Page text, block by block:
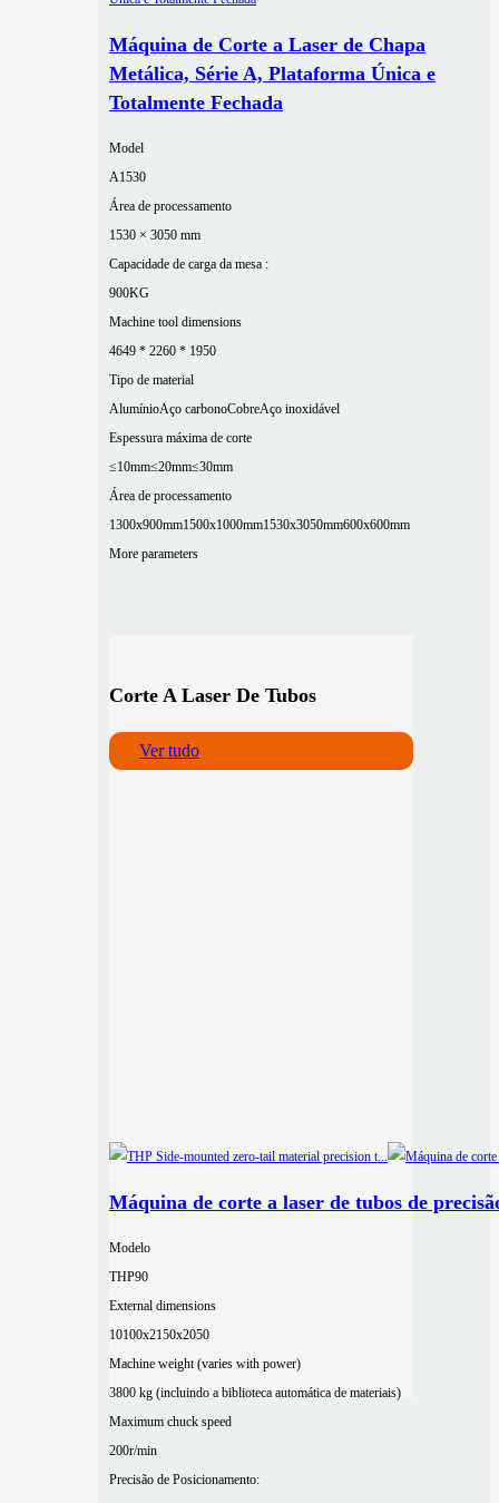
Máquina de Corte a Laser de Chapa
Metálica, Série A, Plataforma Única e
Totalmente Fechada
Model
A1530
Área de processamento
1530 × 3050 mm
Capacidade de carga da mesa :
900KG
Machine tool dimensions
4649 * 2260 * 1950
Tipo de material
AlumínioAço carbonoCobreAço inoxidável
Espessura máxima de corte
≤10mm≤20mm≤30mm
Área de processamento
1300x900mm1500x1000mm1530x3050mm600x600mm
More parameters
Corte A Laser De Tubos
Ver tudo
Máquina de corte a laser de tubos de
Modelo
THP90
External dimensions
10100x2150x2050
Machine weight (varies with power)
3800 kg (incluindo a biblioteca automática de materiais)
Maximum chuck speed
200r/min
Precisão de Posicionamento: